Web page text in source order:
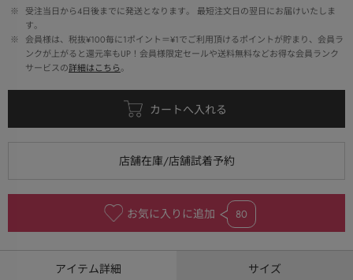
※
受注当日から4日後までに発送となります。 最短注文日の翌日にお届けいたしま
す。
※
会員様は、税抜¥100毎に1ポイント＝¥1でご利用頂けるポイントが貯まり、会員ラ
ンクが上がると還元率もUP！会員様限定セールや送料無料などお得な会員ランク
サービスの詳細はこちら。
お気に入りに追加 80
アイテム詳細 サイズ